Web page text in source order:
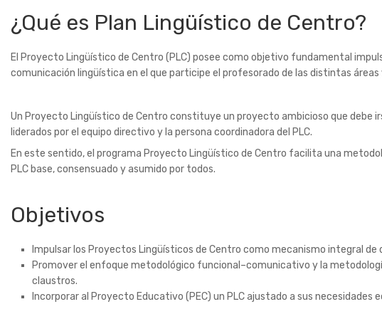
¿Qué es Plan Lingüístico de Centro?
El Proyecto Lingüístico de Centro (PLC) posee como objetivo fundamental
comunicación lingüística en el que participe el profesorado de las distintas
Un Proyecto Lingüístico de Centro constituye un proyecto ambicioso que debe
liderados por el equipo directivo y la persona coordinadora del PLC.
En este sentido, el programa Proyecto Lingüístico de Centro facilita una
PLC base, consensuado y asumido por todos.
Objetivos
Impulsar los Proyectos Lingüísticos de Centro como mecanismo integral
Promover el enfoque metodológico funcional–comunicativo y la
claustros.
Incorporar al Proyecto Educativo (PEC) un PLC ajustado a sus necesidades